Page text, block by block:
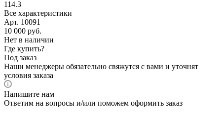
114.3
Все характеристики
Арт. 10091
10 000 руб.
Нет в наличии
Где купить?
Под заказ
Наши менеджеры обязательно свяжутся с вами и уточнят
условия заказа
Напишите нам
Ответим на вопросы и/или поможем оформить заказ